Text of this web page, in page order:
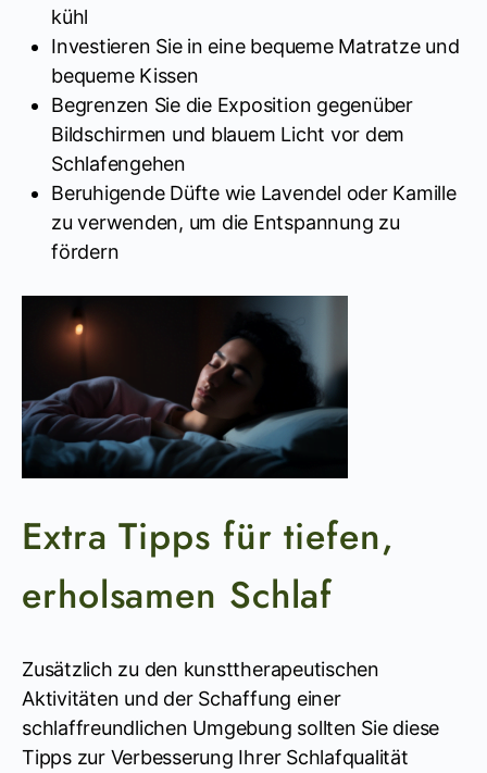
kühl
Investieren Sie in eine bequeme Matratze und
bequeme Kissen
Begrenzen Sie die Exposition gegenüber
Bildschirmen und blauem Licht vor dem
Schlafengehen
Beruhigende Düfte wie Lavendel oder Kamille
zu verwenden, um die Entspannung zu
fördern
Extra Tipps für tiefen,
erholsamen Schlaf
Zusätzlich zu den kunsttherapeutischen
Aktivitäten und der Schaffung einer
schlaffreundlichen Umgebung sollten Sie diese
Tipps zur Verbesserung Ihrer Schlafqualität